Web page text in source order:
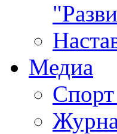
Медиа